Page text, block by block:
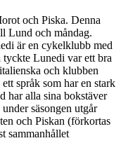
och Piska. Denna
Lund och måndag.
är en cykelklubb med
Lunedi var ett bra
och klubben
språk som har en stark
har alla sina bokstäver
säsongen utgår
och Piskan (förkortas
sammanhållet